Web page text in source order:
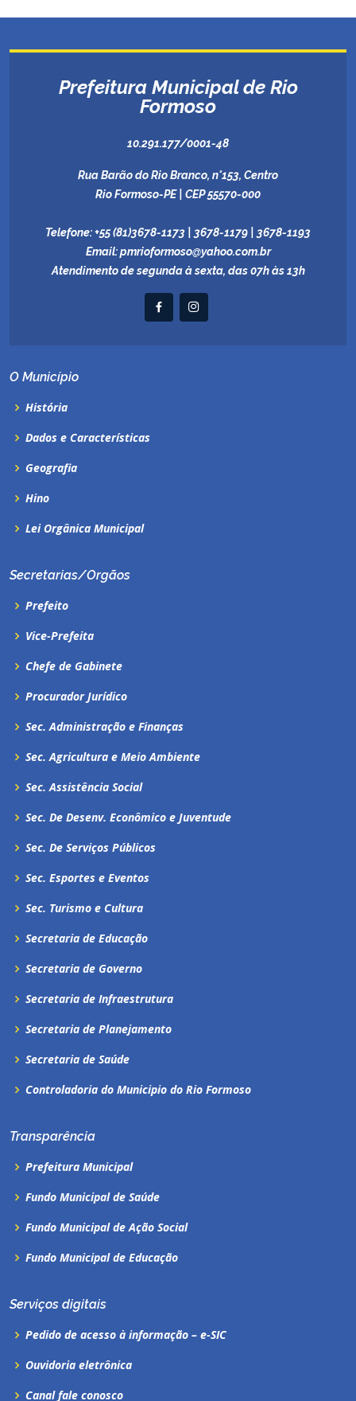
Prefeitura Municipal de Rio
Formoso
10.291.177/0001-48
Rua Barão do Rio Branco, n°153, Centro
Rio Formoso-PE | CEP 55570-000
Telefone:+55 (81)3678-1173 | 3678-1179 | 3678-1193
Email:pmrioformoso@yahoo.com.br
Atendimento de segunda à sexta, das 07h às 13h
O Município
História
Dados e Características
Geografia
Hino
Lei Orgânica Municipal
Secretarias/Orgãos
Prefeito
Vice-Prefeita
Chefe de Gabinete
Procurador Jurídico
Sec. Administração e Finanças
Sec. Agricultura e Meio Ambiente
Sec. Assistência Social
Sec. De Desenv. Econômico e Juventude
Sec. De Serviços Públicos
Sec. Esportes e Eventos
Sec. Turismo e Cultura
Secretaria de Educação
Secretaria de Governo
Secretaria de Infraestrutura
Secretaria de Planejamento
Secretaria de Saúde
Controladoria do Municipio do Rio Formoso
Transparência
Prefeitura Municipal
Fundo Municipal de Saúde
Fundo Municipal de Ação Social
Fundo Municipal de Educação
Serviços digitais
Pedido de acesso à informação – e-SIC
Ouvidoria eletrônica
Canal fale conosco